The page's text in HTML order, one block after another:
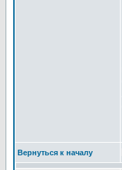
Вернуться к началу